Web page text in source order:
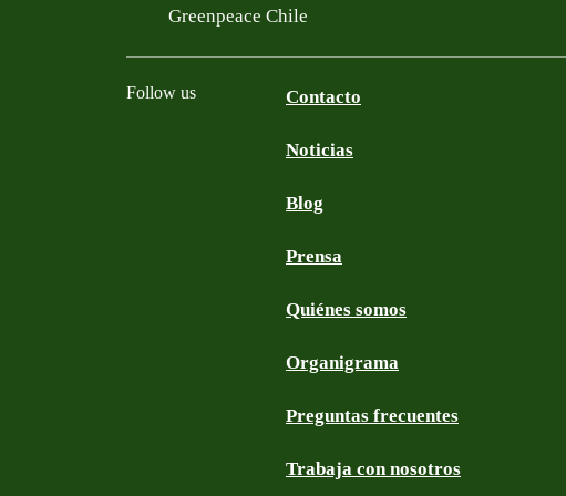
Greenpeace Chile
Follow us Contacto
Noticias
Blog
Prensa
Quiénes somos
Organigrama
Preguntas frecuentes
Trabaja con nosotros